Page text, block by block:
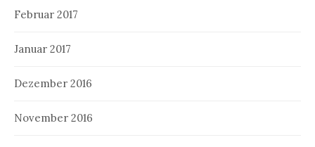
Februar 2017
Januar 2017
Dezember 2016
November 2016